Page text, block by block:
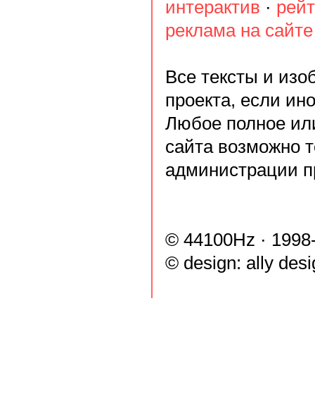
интерактив ·
реклама на сайте
Все тексты и
проекта, если
Любое полное
сайта возможно
администрации
© 44100Hz ·
© design: ally